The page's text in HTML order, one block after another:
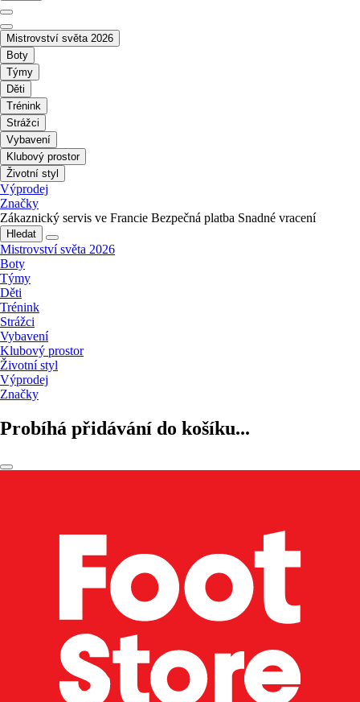
Mistrovství světa 2026
Boty
Týmy
Děti
Trénink
Strážci
Vybavení
Klubový prostor
Životní styl
Výprodej
Značky
Zákaznický servis ve Francie Bezpečná platba Snadné vracení
Hledat
Mistrovství světa 2026
Boty
Týmy
Děti
Trénink
Strážci
Vybavení
Klubový prostor
Životní styl
Výprodej
Značky
Probíhá přidávání do košíku...